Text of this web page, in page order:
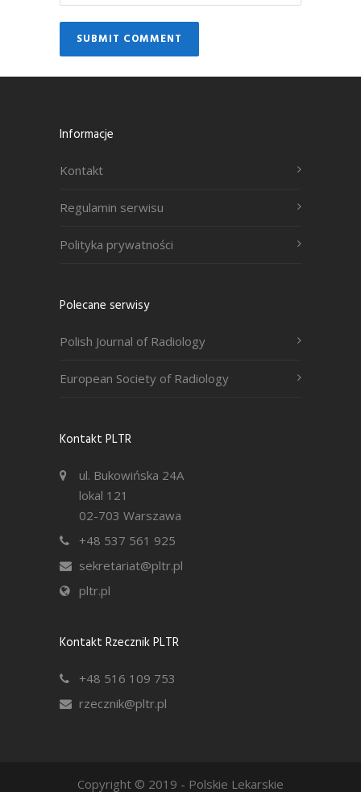
Informacje
Kontakt
Regulamin serwisu
Polityka prywatności
Polecane serwisy
Polish Journal of Radiology
European Society of Radiology
Kontakt PLTR
ul. Bukowińska 24A
lokal 121
02-703 Warszawa
+48 537 561 925
sekretariat@pltr.pl
pltr.pl
Kontakt Rzecznik PLTR
+48 516 109 753
rzecznik@pltr.pl
Copyright © 2019 - Polskie Lekarskie